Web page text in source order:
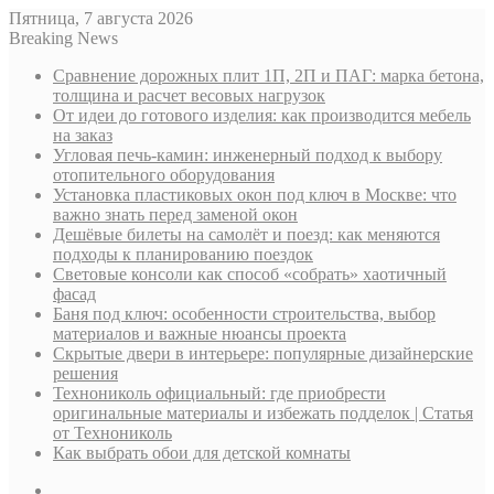
Пятница, 7 августа 2026
Breaking News
Сравнение дорожных плит 1П, 2П и ПАГ: марка бетона,
толщина и расчет весовых нагрузок
От идеи до готового изделия: как производится мебель
на заказ
Угловая печь-камин: инженерный подход к выбору
отопительного оборудования
Установка пластиковых окон под ключ в Москве: что
важно знать перед заменой окон
Дешёвые билеты на самолёт и поезд: как меняются
подходы к планированию поездок
Световые консоли как способ «собрать» хаотичный
фасад
Баня под ключ: особенности строительства, выбор
материалов и важные нюансы проекта
Скрытые двери в интерьере: популярные дизайнерские
решения
Технониколь официальный: где приобрести
оригинальные материалы и избежать подделок | Статья
от Технониколь
Как выбрать обои для детской комнаты